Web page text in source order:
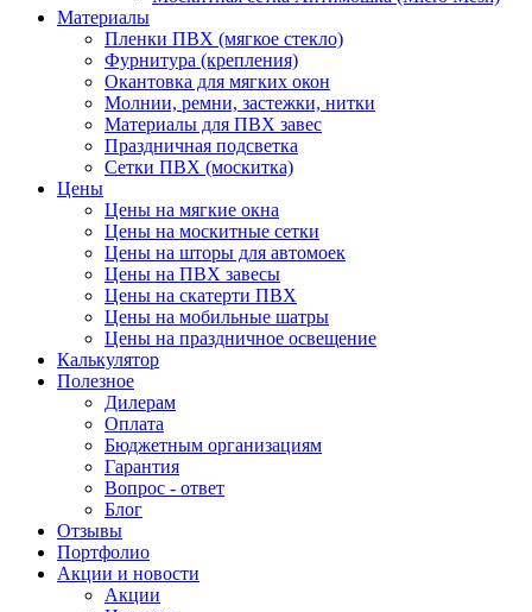
Материалы
Пленки ПВХ (мягкое стекло)
Фурнитура (крепления)
Окантовка для мягких окон
Молнии, ремни, застежки, нитки
Материалы для ПВХ завес
Праздничная подсветка
Сетки ПВХ (москитка)
Цены
Цены на мягкие окна
Цены на москитные сетки
Цены на шторы для автомоек
Цены на ПВХ завесы
Цены на скатерти ПВХ
Цены на мобильные шатры
Цены на праздничное освещение
Калькулятор
Полезное
Дилерам
Оплата
Бюджетным организациям
Гарантия
Вопрос - ответ
Блог
Отзывы
Портфолио
Акции и новости
Акции